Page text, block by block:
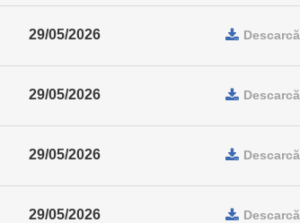
29/05/2026 Descarcă
29/05/2026 Descarcă
29/05/2026 Descarcă
29/05/2026 Descarcă